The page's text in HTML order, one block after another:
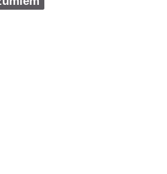
Justyna i Jarek Jędryczka